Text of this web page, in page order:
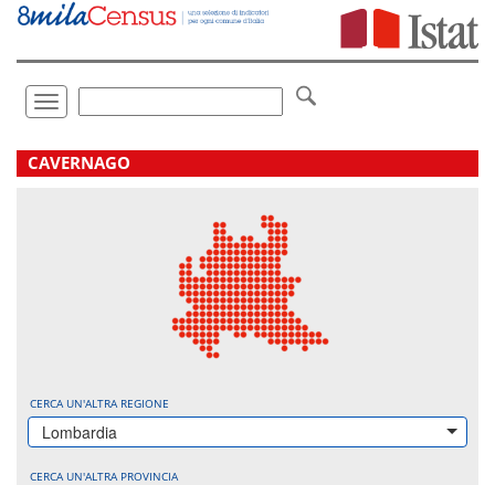
Vai
direttamente
Toggle
navigation
.
CAVERNAGO
CERCA UN'ALTRA REGIONE
Lombardia
CERCA UN'ALTRA PROVINCIA